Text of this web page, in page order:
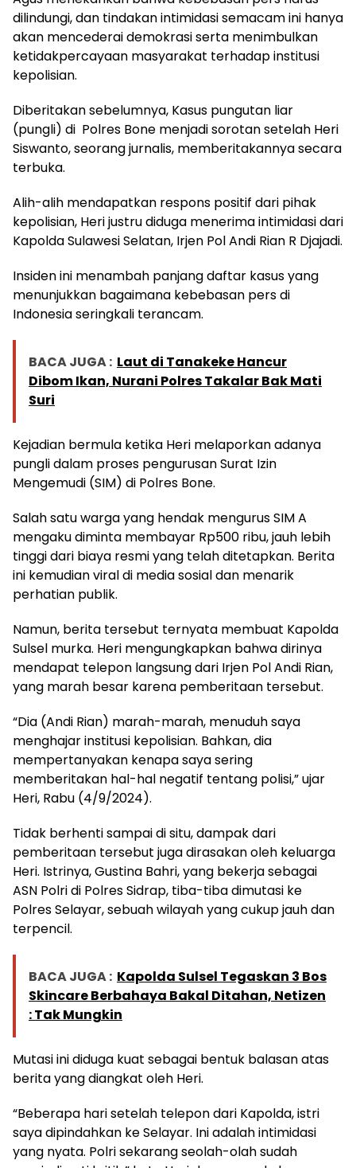
dilindungi, dan tindakan intimidasi semacam ini hanya
akan mencederai demokrasi serta menimbulkan
ketidakpercayaan masyarakat terhadap institusi
kepolisian.
Diberitakan sebelumnya, Kasus pungutan liar
(pungli) di Polres Bone menjadi sorotan setelah Heri
Siswanto, seorang jurnalis, memberitakannya secara
terbuka.
Alih-alih mendapatkan respons positif dari pihak
kepolisian, Heri justru diduga menerima intimidasi dari
Kapolda Sulawesi Selatan, Irjen Pol Andi Rian R Djajadi.
Insiden ini menambah panjang daftar kasus yang
menunjukkan bagaimana kebebasan pers di
Indonesia seringkali terancam.
BACA JUGA : Laut di Tanakeke Hancur
Dibom Ikan, Nurani Polres Takalar Bak Mati
Suri
Kejadian bermula ketika Heri melaporkan adanya
pungli dalam proses pengurusan Surat Izin
Mengemudi (SIM) di Polres Bone.
Salah satu warga yang hendak mengurus SIM A
mengaku diminta membayar Rp500 ribu, jauh lebih
tinggi dari biaya resmi yang telah ditetapkan. Berita
ini kemudian viral di media sosial dan menarik
perhatian publik.
Namun, berita tersebut ternyata membuat Kapolda
Sulsel murka. Heri mengungkapkan bahwa dirinya
mendapat telepon langsung dari Irjen Pol Andi Rian,
yang marah besar karena pemberitaan tersebut.
“Dia (Andi Rian) marah-marah, menuduh saya
menghajar institusi kepolisian. Bahkan, dia
mempertanyakan kenapa saya sering
memberitakan hal-hal negatif tentang polisi,” ujar
Heri, Rabu (4/9/2024).
Tidak berhenti sampai di situ, dampak dari
pemberitaan tersebut juga dirasakan oleh keluarga
Heri. Istrinya, Gustina Bahri, yang bekerja sebagai
ASN Polri di Polres Sidrap, tiba-tiba dimutasi ke
Polres Selayar, sebuah wilayah yang cukup jauh dan
terpencil.
BACA JUGA : Kapolda Sulsel Tegaskan 3 Bos
Skincare Berbahaya Bakal Ditahan, Netizen
: Tak Mungkin
Mutasi ini diduga kuat sebagai bentuk balasan atas
berita yang diangkat oleh Heri.
“Beberapa hari setelah telepon dari Kapolda, istri
saya dipindahkan ke Selayar. Ini adalah intimidasi
yang nyata. Polri sekarang seolah-olah sudah